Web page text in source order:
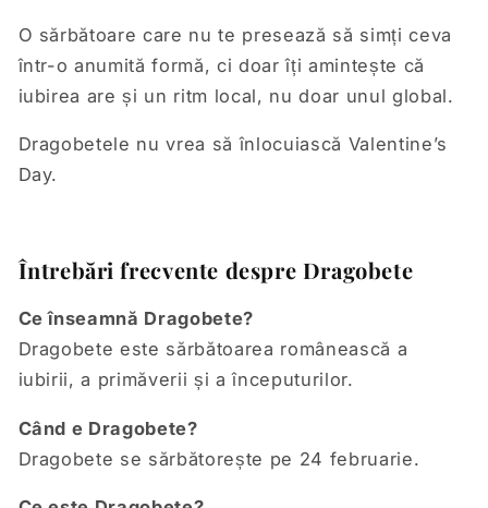
O sărbătoare care nu te presează să simți ceva
într-o anumită formă, ci doar îți amintește că
iubirea are și un ritm local, nu doar unul global.
Dragobetele nu vrea să înlocuiască Valentine’s
Day.
Întrebări frecvente despre Dragobete
Ce înseamnă Dragobete?
Dragobete este sărbătoarea românească a
iubirii, a primăverii și a începuturilor.
Când e Dragobete?
Dragobete se sărbătorește pe 24 februarie.